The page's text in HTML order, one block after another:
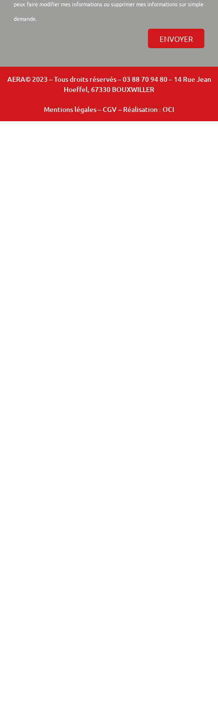
peux faire modifier mes informations ou supprimer mes informations sur simple
demande.
ENVOYER
AERA© 2023 – Tous droits réservés – 03 88 70 94 80 – 14 Rue Jean
Hoeffel, 67330 BOUXWILLER
Mentions légales–CGV– Réalisation : OCI